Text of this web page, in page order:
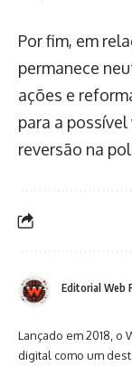
Por fim, em
permanece
ações e
para a
reversão na
Editorial Web
Lançado em 2018,
digital como um